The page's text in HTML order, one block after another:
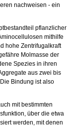
nachweisen - ein
pflanzlicher
mithilfe
hohe Zentrifugalkraft
Molmasse der
Spezies in ihren
aus zwei bis
Bindung ist also
mit bestimmten
über die etwa
werden, mit denen